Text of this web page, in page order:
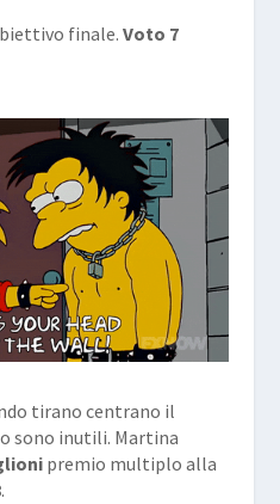
finale. Voto 7
tirano centrano il
sono inutili. Martina
premio multiplo alla
.